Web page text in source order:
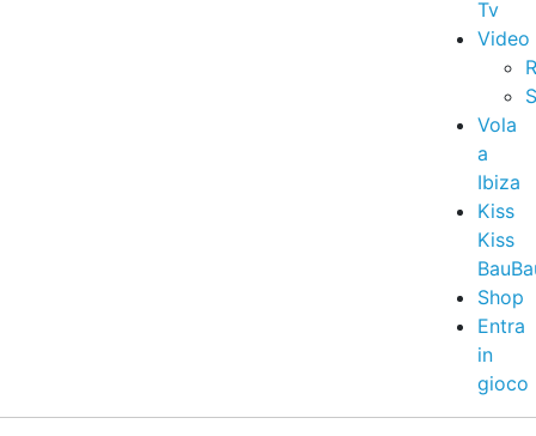
Tv
Video
Vola
a
Ibiza
Kiss
Kiss
Shop
Entra
in
gioco